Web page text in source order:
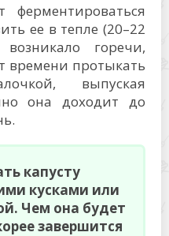
ферментироваться
ее в тепле (20–22
горечи,
времени протыкать
выпуская
она доходит до
капусту
кусками или
Чем она будет
завершится